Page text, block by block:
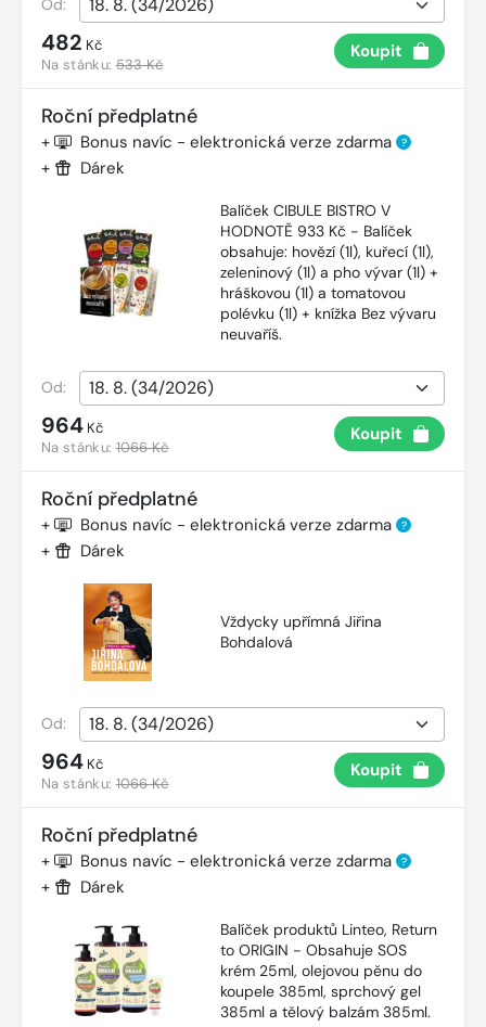
Od:
482 Kč
Na stánku:533 Kč
Koupit
Roční předplatné
+ Bonus navíc - elektronická verze zdarma ?
+ Dárek
Balíček CIBULE BISTRO V
HODNOTĚ 933 Kč - Balíček
obsahuje: hovězí (1l), kuřecí (1l),
zeleninový (1l) a pho vývar (1l) +
hráškovou (1l) a tomatovou
polévku (1l) + knížka Bez vývaru
neuvaříš.
Od:
964 Kč
Na stánku:1066 Kč
Koupit
Roční předplatné
+ Bonus navíc - elektronická verze zdarma ?
+ Dárek
Vždycky upřímná Jiřina
Bohdalová
Od:
964 Kč
Na stánku:1066 Kč
Koupit
Roční předplatné
+ Bonus navíc - elektronická verze zdarma ?
+ Dárek
Balíček produktů Linteo, Return
to ORIGIN - Obsahuje SOS
krém 25ml, olejovou pěnu do
koupele 385ml, sprchový gel
385ml a tělový balzám 385ml.